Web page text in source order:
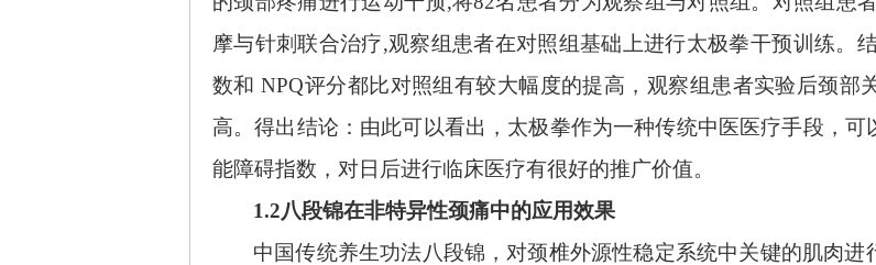
摩与针刺联合治疗,观察组患者在对照组基础上进行太极拳干预训练。
数和 NPQ评分都比对照组有较大幅度的提高，观察组患者实验后颈部
高。得出结论：由此可以看出，太极拳作为一种传统中医医疗手段，
能障碍指数，对日后进行临床医疗有很好的推广价值。
1.2八段锦在非特异性颈痛中的应用效果
中国传统养生功法八段锦，对颈椎外源性稳定系统中关键的肌肉进